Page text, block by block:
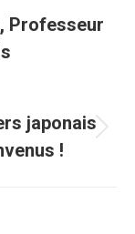
Professeur
japonais
!